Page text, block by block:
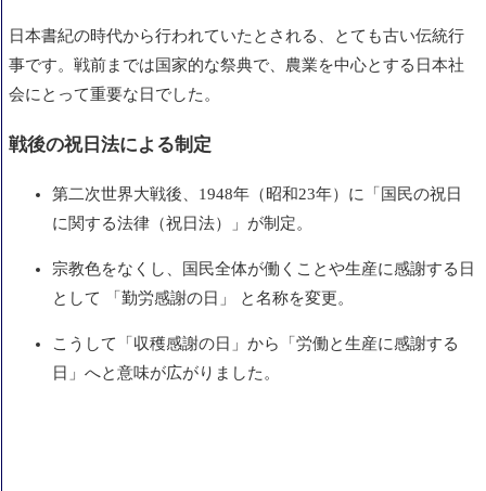
日本書紀の時代から行われていたとされる、とても古い伝統行
事です。戦前までは国家的な祭典で、農業を中心とする日本社
会にとって重要な日でした。
戦後の祝日法による制定
第二次世界大戦後、1948年（昭和23年）に「国民の祝日
に関する法律（祝日法）」が制定。
宗教色をなくし、国民全体が働くことや生産に感謝する日
として 「勤労感謝の日」 と名称を変更。
こうして「収穫感謝の日」から「労働と生産に感謝する
日」へと意味が広がりました。